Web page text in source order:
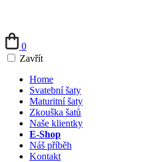
0
Zavřít
Home
Svatební šaty
Maturitní šaty
Zkouška šatů
Naše klientky
E-Shop
Náš příběh
Kontakt